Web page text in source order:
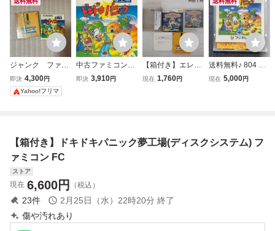
ジャンク ファミ
コン ディスクシ
ステム ドキドキ
パニック
即決 4,300円
Yahoo!フリマ
中古ファミコンソ
フト（ディスクシ
即決 3,910円
【箱付き】エレク
トリシャン（ディ
現在 1,760円
送料無料♪ 804 夢
工場 ドキドキパニ
現在 5,000円
【箱付き】ドキドキパニック夢工場(ディスクシステム) フ
ァミコン FC
ストア
現在 6,600円 （税込）
23件 2月25日（水）22時20分 終了
傷や汚れあり